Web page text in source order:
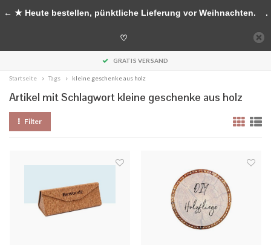
Handgefertigte Accessoires aus Holz
GRATIS VERSAND
Startseite Tags kleine geschenke aus holz
Artikel mit Schlagwort kleine geschenke aus holz
Filter
← ★ Heute bestellen, pünktliche Lieferung vor Weihnachten. .
♡